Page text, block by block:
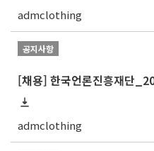
admclothing
공지사항
admclothing